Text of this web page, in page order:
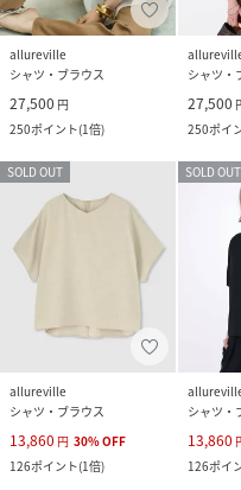
allureville
シャツ・ブラウス
27,500 円
250ポイント(1倍)
シャツ・
27,500
250ポイ
SOLD OUT
allureville
シャツ・ブラウス
13,860 円 30%OFF
126ポイント(1倍)
SOLD OUT
シャツ・
13,860
126ポイ